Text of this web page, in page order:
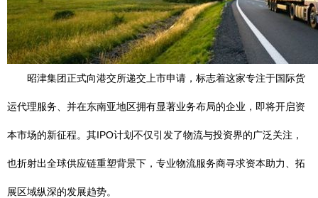
昭津集团正式向港交所递交上市申请，标志着这家专注于国际货
运代理服务、并在东南亚地区拥有显著业务布局的企业，即将开启资
本市场的新征程。其IPO计划不仅引发了物流与投资界的广泛关注，
也折射出全球供应链重塑背景下，专业物流服务商寻求资本助力、拓
展区域纵深的发展趋势。